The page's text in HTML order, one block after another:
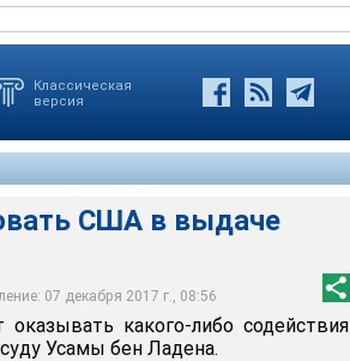
Классическая
версия
США в выдаче
07 декабря 2017 г., 08:56
суду Усамы бен Ладена
оказывать какого-либо содействия
Усамы бен Ладена.